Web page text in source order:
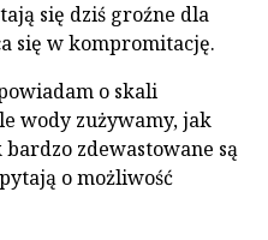
się dziś groźne dla
się w kompromitację.
o skali
wody zużywamy, jak
zdewastowane są
o możliwość